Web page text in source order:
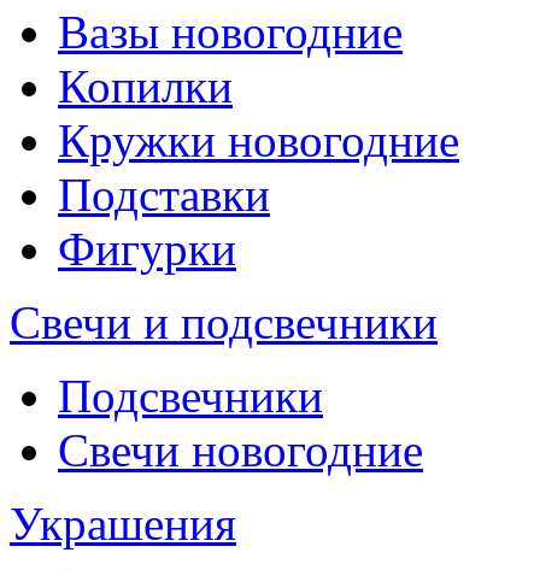
Вазы новогодние
Копилки
Кружки новогодние
Подставки
Фигурки
Свечи и подсвечники
Подсвечники
Свечи новогодние
Украшения